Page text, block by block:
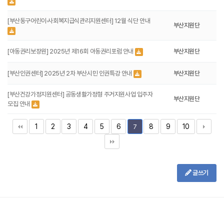
[부산동구어린이·사회복지급식관리지원센터] 12월 식단 안내
부산지원단
[아동권리보장원] 2025년 제16회 아동권리포럼 안내 부산지원단
[부산인권센터] 2025년 2차 부산시민 인권특강 안내 부산지원단
[부산건강가정지원센터] 공동생활가정형 주거지원사업 입주자
모집 안내
부산지원단
1 2 3 4 5 6 7 8 9 10
글쓰기